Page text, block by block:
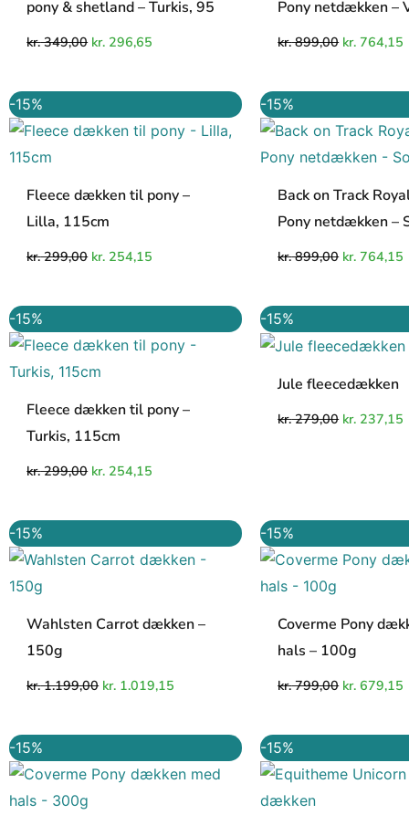
pony & shetland – Turkis, 95
kr.349,00 kr. 296,65
Pony netdækken –
kr.899,00 kr. 764,15
-15%
Fleece dækken til pony –
Lilla, 115cm
kr.299,00
oprindelige
pris
kr. 254,15
aktuelle
pris
-15%
Back on Track
Pony netdækken –
kr.899,00
pris
var:
kr. 899,00.
kr. 764,15
-15%
Fleece dækken til pony –
Turkis, 115cm
kr.299,00
oprindelige
pris
kr. 299,00.
kr. 254,15
aktuelle
pris
-15%
Jule fleecedækken
kr.279,00
pris
kr. 279,00.
kr. 237,15
-15%
Wahlsten Carrot dækken –
150g
kr.1.199,00
oprindelige
pris
kr. 1.019,15
aktuelle
pris
-15%
Coverme Pony
hals – 100g
kr.799,00
pris
kr. 679,15
-15%
oprindelige
pris
aktuelle
pris
-15%
pris